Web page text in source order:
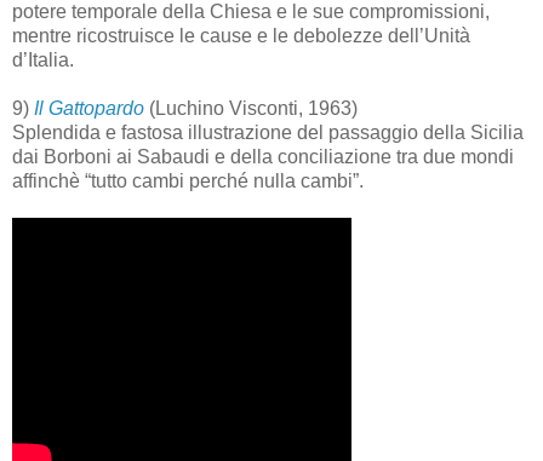
potere temporale della Chiesa e le sue compromissioni,
mentre ricostruisce le cause e le debolezze dell’Unità
d’Italia.
9) Il Gattopardo (Luchino Visconti, 1963)
Splendida e fastosa illustrazione del passaggio della Sicilia
dai Borboni ai Sabaudi e della conciliazione tra due mondi
affinchè “tutto cambi perché nulla cambi”.